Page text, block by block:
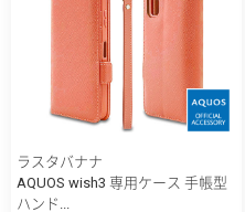
ラスタバナナ
AQUOS wish3 専用ケース 手帳型
ハンド...